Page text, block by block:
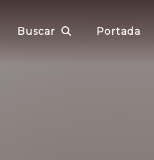
Buscar Portada